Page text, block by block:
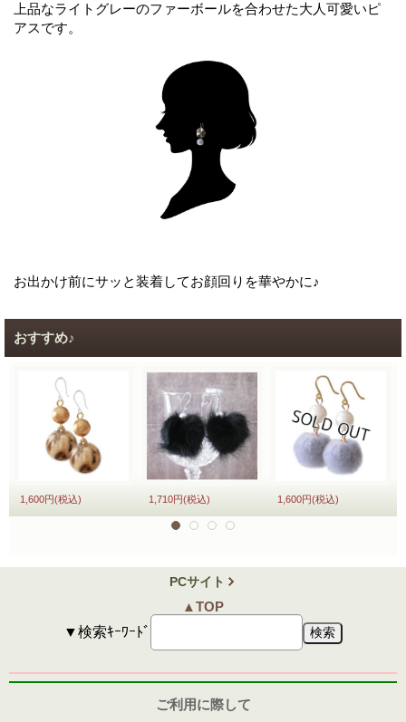
上品なライトグレーのファーボールを合わせた大人可愛いピ
アスです。
お出かけ前にサッと装着してお顔回りを華やかに♪
おすすめ♪
1,600円(税込) 1,710円(税込) 1,600円(税込)
PCサイト
▲TOP
▼検索ｷｰﾜｰﾄﾞ
ご利用に際して